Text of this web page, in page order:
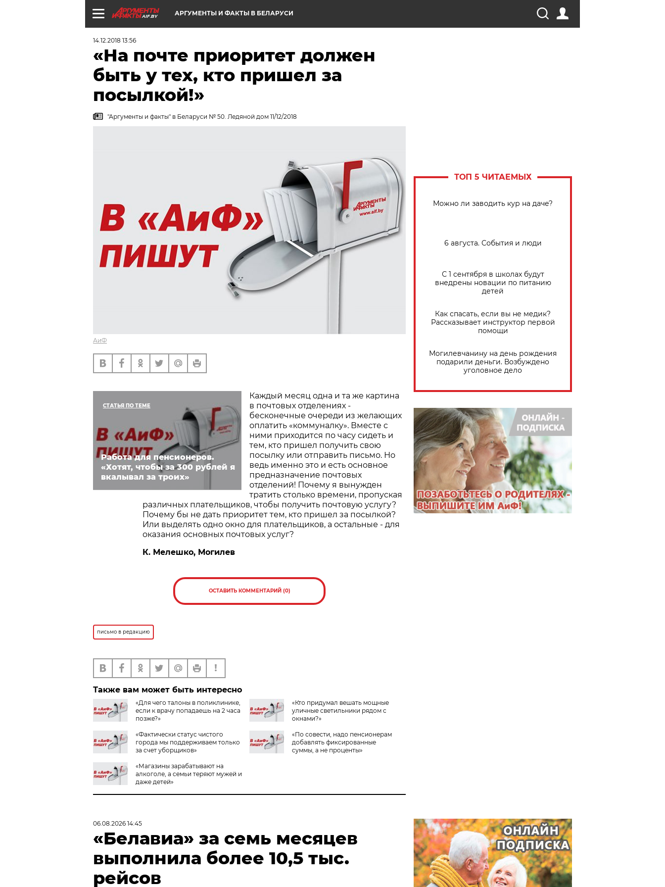
AIF.BY АРГУМЕНТЫ И ФАКТЫ В БЕЛАРУСИ
14.12.2018 13:56
«На почте приоритет должен
быть у тех, кто пришел за
посылкой!»
"Аргументы и факты" в Беларуси № 50. Ледяной дом 11/12/2018
АиФ
СТАТЬЯ ПО ТЕМЕ
Работа для пенсионеров.
«Хотят, чтобы за 300 рублей я
вкалывал за троих»
Каждый месяц одна и та же картина
в почтовых отделениях -
бесконечные очереди из желающих
оплатить «коммуналку». Вместе с
ними приходится по часу сидеть и
тем, кто пришел получить свою
посылку или отправить письмо. Но
ведь именно это и есть основное
предназначение почтовых
отделений! Почему я вынужден
тратить столько времени, пропуская
различных плательщиков, чтобы получить почтовую услугу?
Почему бы не дать приоритет тем, кто пришел за посылкой?
Или выделять одно окно для плательщиков, а остальные - для
оказания основных почтовых услуг?
К. Мелешко, Могилев
ОСТАВИТЬ КОММЕНТАРИЙ (0)
письмо в редакцию
Также вам может быть интересно
«Для чего талоны в поликлинике,
если к врачу попадаешь на 2 часа
позже?»
«Кто придумал вешать мощные
уличные светильники рядом с
окнами?»
«Фактически статус чистого
города мы поддерживаем только
за счет уборщиков»
«По совести, надо пенсионерам
добавлять фиксированные
суммы, а не проценты»
«Магазины зарабатывают на
алкоголе, а семьи теряют мужей и
даже детей»
ТОП 5 ЧИТАЕМЫХ
Можно ли заводить кур на даче?
6 августа. События и люди
С 1 сентября в школах будут
внедрены новации по питанию
детей
Как спасать, если вы не медик?
Рассказывает инструктор первой
помощи
Могилевчанину на день рождения
подарили деньги. Возбуждено
уголовное дело
06.08.2026 14:45
«Белавиа» за семь месяцев
выполнила более 10,5 тыс.
рейсов